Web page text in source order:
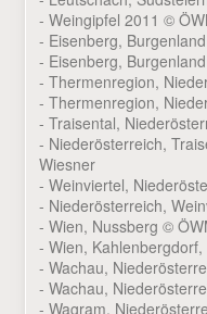
- Weingipfel 2011 ©
- Eisenberg,
- Eisenberg,
- Thermenregion,
- Thermenregion,
- Traisental,
- Niederösterreich,
Wiesner
- Weinviertel,
- Niederösterreich,
- Wien, Nussberg ©
- Wien,
- Wachau,
- Wachau,
- Wagram,